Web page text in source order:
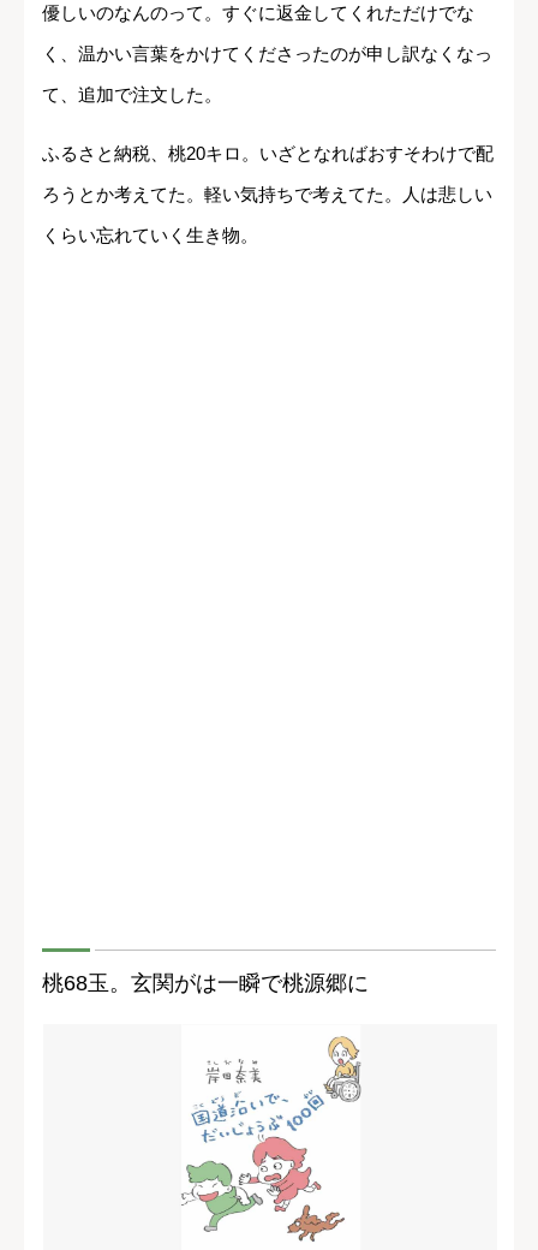
優しいのなんのって。すぐに返金してくれただけでな
く、温かい言葉をかけてくださったのが申し訳なくなっ
て、追加で注文した。
ふるさと納税、桃20キロ。いざとなればおすそわけで配
ろうとか考えてた。軽い気持ちで考えてた。人は悲しい
くらい忘れていく生き物。
桃68玉。玄関がは一瞬で桃源郷に